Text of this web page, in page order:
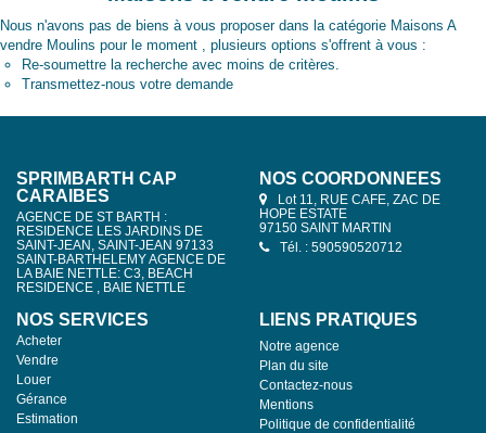
Nous n'avons pas de biens à vous proposer dans la catégorie Maisons A
vendre Moulins pour le moment , plusieurs options s'offrent à vous :
Re-soumettre la recherche avec moins de critères.
Transmettez-nous votre demande
SPRIMBARTH CAP
CARAIBES
AGENCE DE ST BARTH :
RESIDENCE LES JARDINS DE
SAINT-JEAN, SAINT-JEAN 97133
SAINT-BARTHELEMY AGENCE DE
LA BAIE NETTLE: C3, BEACH
RESIDENCE , BAIE NETTLE
NOS COORDONNÉES
Lot 11, RUE CAFE, ZAC DE
HOPE ESTATE
97150 SAINT MARTIN
Tél. : 590590520712
NOS SERVICES
Acheter
Vendre
Louer
Gérance
Estimation
LIENS PRATIQUES
Notre agence
Plan du site
Contactez-nous
Mentions
Politique de confidentialité